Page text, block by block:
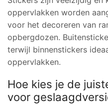
oppervlakken worden
voor het decoreren van
opbergdozen.
terwijl binnenstickers
oppervlakken.
Hoe kies je de
voor